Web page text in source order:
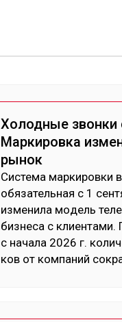
Холодные звонки
Маркировка
рынок
Сис­те­ма мар­ки­ров­ки
обя­затель­ная с 1
из­ме­нила мо­дель
биз­не­са с
с на­чала 2026 г.
ков от ком­па­ний